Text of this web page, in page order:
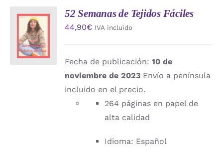
AÑADIR
AL
CARRITO
/
DETALLES
52 Semanas de Tejidos Fáciles
44,90€ IVA incluido
Fecha de publicación:10 de
noviembre de 2023 Envío a península
incluido en el precio.
264 páginas en papel de
alta calidad
Idioma: Español